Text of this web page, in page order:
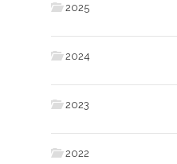
2025
2024
2023
2022